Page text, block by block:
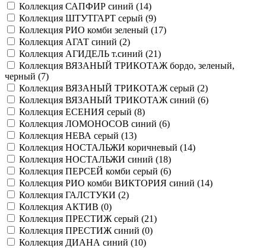
Коллекция САПФИР синий (14)
Коллекция ШТУТГАРТ серый (9)
Коллекция РИО комби зеленый (17)
Коллекция АГАТ синий (2)
Коллекция АГИДЕЛЬ т.синий (21)
Коллекция ВЯЗАНЫЙ ТРИКОТАЖ бордо, зеленый,
черный (7)
Коллекция ВЯЗАНЫЙ ТРИКОТАЖ серый (2)
Коллекция ВЯЗАНЫЙ ТРИКОТАЖ синий (6)
Коллекция ЕСЕНИЯ серый (8)
Коллекция ЛОМОНОСОВ синий (6)
Коллекция НЕВА серый (13)
Коллекция НОСТАЛЬЖИ коричневый (14)
Коллекция НОСТАЛЬЖИ синий (18)
Коллекция ПЕРСЕЙ комби серый (6)
Коллекция РИО комби ВИКТОРИЯ синий (14)
Коллекция ГАЛСТУКИ (2)
Коллекция АКТИВ (0)
Коллекция ПРЕСТИЖ серый (21)
Коллекция ПРЕСТИЖ синий (0)
Коллекция ДИАНА синий (10)